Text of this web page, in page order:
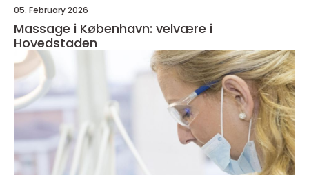
05. February 2026
Massage i København: velvære i
Hovedstaden